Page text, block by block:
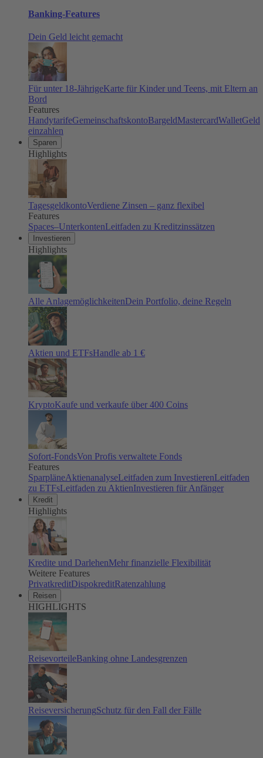
Banking-Features
Dein Geld leicht gemacht
Für unter 18-JährigeKarte für Kinder und Teens, mit Eltern an
Bord
Features
HandytarifeGemeinschaftskontoBargeldMastercardWalletGeld
einzahlen
Sparen
Highlights
TagesgeldkontoVerdiene Zinsen – ganz flexibel
Features
Spaces–UnterkontenLeitfaden zu Kreditzinssätzen
Investieren
Highlights
Alle AnlagemöglichkeitenDein Portfolio, deine Regeln
Aktien und ETFsHandle ab 1 €
KryptoKaufe und verkaufe über 400 Coins
Sofort-FondsVon Profis verwaltete Fonds
Features
SparpläneAktienanalyseLeitfaden zum InvestierenLeitfaden
zu ETFsLeitfaden zu AktienInvestieren für Anfänger
Kredit
Highlights
Kredite und DarlehenMehr finanzielle Flexibilität
Weitere Features
PrivatkreditDispokreditRatenzahlung
Reisen
HIGHLIGHTS
ReisevorteileBanking ohne Landesgrenzen
ReiseversicherungSchutz für den Fall der Fälle